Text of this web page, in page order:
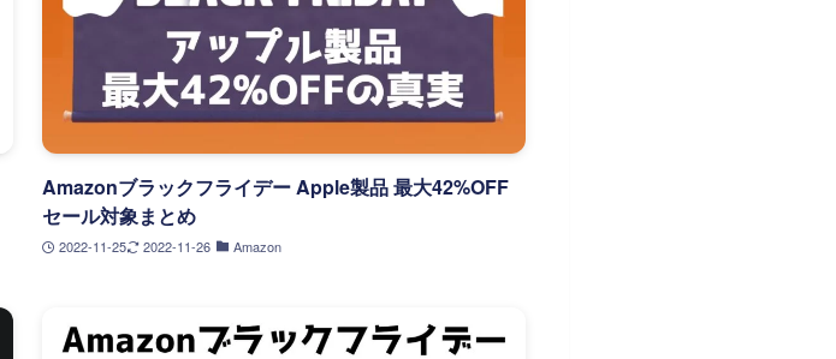
Amazonブラックフライデー Apple製品 最大42%OFF
セール対象まとめ
2022-11-25 2022-11-26 Amazon